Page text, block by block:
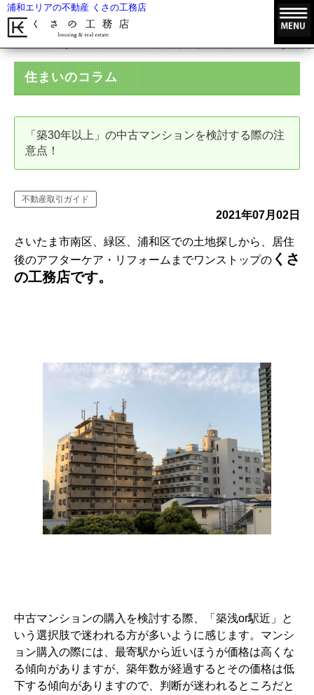
浦和エリアの不動産 くさの工務店
「築30年以上」の中古マンションを検討
住まいのコラム
「築30年以上」の中古マンションを検討する際の注
意点！
不動産取引ガイド
2021年07月02日
さいたま市南区、緑区、浦和区での土地探しから、居住
後のアフターケア・リフォームまでワンストップの くさ
の工務店です。
中古マンションの購入を検討する際、「築浅or駅近」と
いう選択肢で迷われる方が多いように感じます。マンシ
ョン購入の際には、最寄駅から近いほうが価格は高くな
る傾向がありますが、築年数が経過するとその価格は低
下する傾向がありますので、判断が迷われるところだと